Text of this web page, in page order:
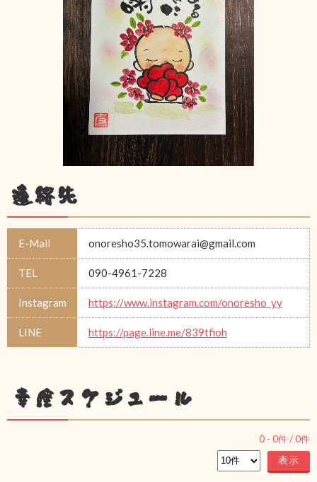
連絡先
E-Mail onoresho35.tomowarai@gmail.com
TEL 090-4961-7228
Instagram https://www.instagram.com/onoresho_yy
LINE https://page.line.me/839tfioh
幸座スケジュール
0 - 0件 /0件